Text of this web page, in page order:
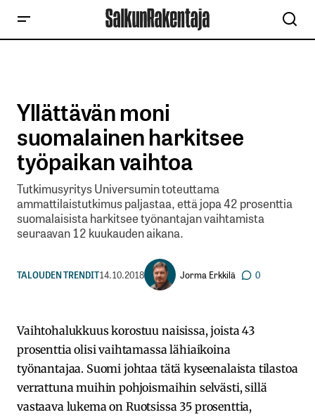
Yllättävän moni
suomalainen harkitsee
työpaikan vaihtoa
Tutkimusyritys Universumin toteuttama
ammattilaistutkimus paljastaa, että jopa 42 prosenttia
suomalaisista harkitsee työnantajan vaihtamista
seuraavan 12 kuukauden aikana.
TALOUDEN TRENDIT14.10.2018 Jorma Erkkilä 0
Vaihtohalukkuus korostuu naisissa, joista 43
prosenttia olisi vaihtamassa lähiaikoina
työnantajaa. Suomi johtaa tätä kyseenalaista tilastoa
verrattuna muihin pohjoismaihin selvästi, sillä
vastaava lukema on Ruotsissa 35 prosenttia,